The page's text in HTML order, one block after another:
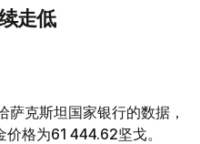
走低
萨克斯坦国家银行的数据，
格为61 444.62坚戈。